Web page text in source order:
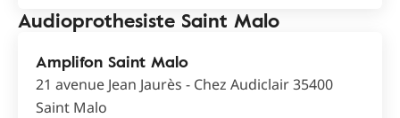
Audioprothesiste Saint Malo
Amplifon Saint Malo
21 avenue Jean Jaurès - Chez Audiclair 35400
Saint Malo